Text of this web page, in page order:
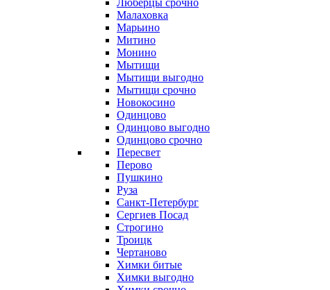
Люберцы срочно
Малаховка
Марьино
Митино
Монино
Мытищи
Мытищи выгодно
Мытищи срочно
Новокосино
Одинцово
Одинцово выгодно
Одинцово срочно
Пересвет
Перово
Пушкино
Руза
Санкт-Петербург
Сергиев Посад
Строгино
Троицк
Чертаново
Химки битые
Химки выгодно